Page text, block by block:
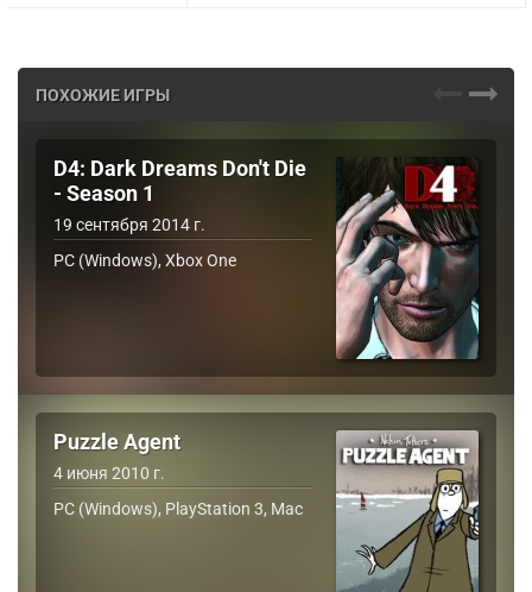
ПОХОЖИЕ ИГРЫ
D4: Dark Dreams Don't Die
- Season 1
19 сентября 2014 г.
PC (Windows), Xbox One
Puzzle Agent
4 июня 2010 г.
PC (Windows), PlayStation 3, Mac